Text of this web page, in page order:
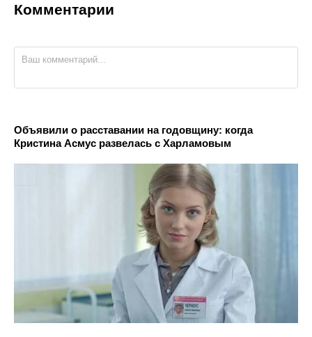
Комментарии
Объявили о расставании на годовщину: когда
Кристина Асмус развелась с Харламовым